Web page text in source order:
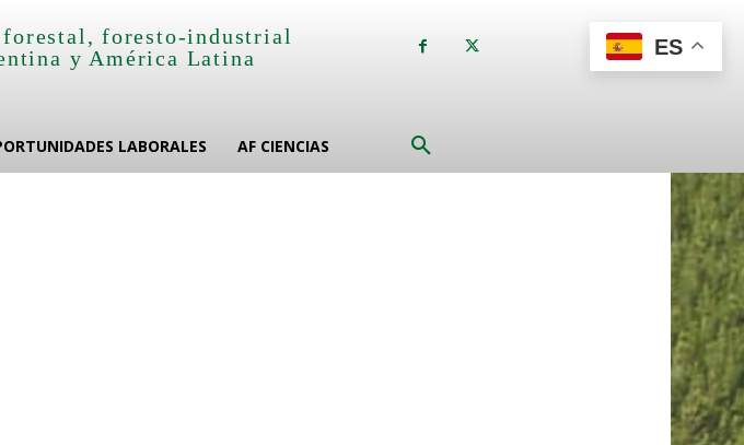
foresto-industrial
y América Latina
LABORALES AF CIENCIAS
ES